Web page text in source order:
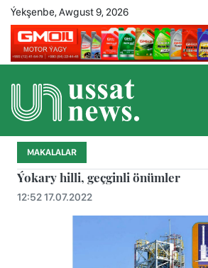
Ýekşenbe, Awgust 9, 2026
MAKALALAR
Ýokary hilli, geçginli önümler
12:52 17.07.2022